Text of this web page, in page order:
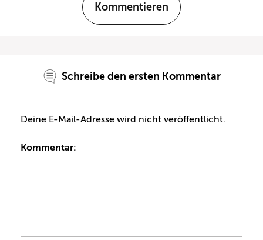
Kommentieren
Schreibe den ersten Kommentar
Deine E-Mail-Adresse wird nicht veröffentlicht.
Kommentar: